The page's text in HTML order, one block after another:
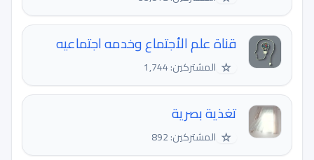
قناة علم الأجتماع وخدمه اجتماعيه
☆ المشتركين: 1,744
تغذية بصرية
☆ المشتركين: 892